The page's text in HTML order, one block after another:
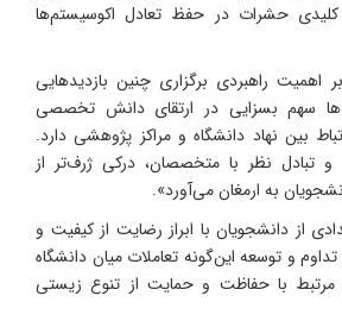
حشرات در حفظ تعادل اکوسیستم‌ها
اهمیت راهبردی برگزاری چنین بازدیدهایی
سهم بسزایی در ارتقای دانش تخصصی
بین نهاد دانشگاه و مراکز پژوهشی دارد.
و تبادل نظر با متخصصان، درکی ژرف‌تر از
به ارمغان می‌آورد».
از دانشجویان با ابراز رضایت از کیفیت و
تداوم و توسعه این‌گونه تعاملات میان دانشگاه
با حفاظت و حمایت از تنوع زیستی